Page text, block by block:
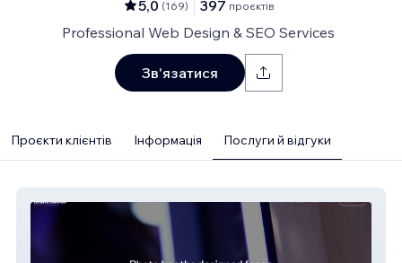
5,0 (169) 397 проєктів
Professional Web Design & SEO Services
Зв'язатися
Проєкти клієнтів Інформація Послуги й відгуки